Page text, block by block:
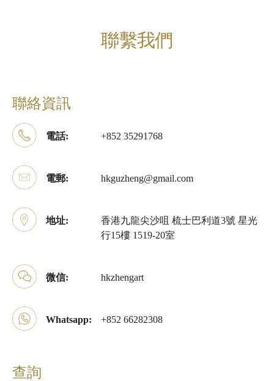
聯繫我們
聯絡資訊
電話: +852 35291768
電郵: hkguzheng@gmail.com
地址:
香港九龍尖沙咀 梳士巴利道3號 星光
行15樓 1519-20室
微信: hkzhengart
Whatsapp: +852 66282308
查詢